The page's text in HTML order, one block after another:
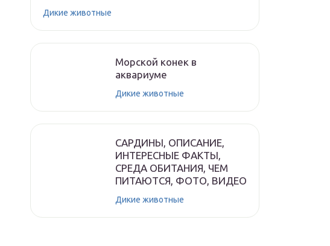
Дикие животные
Морской конек в
аквариуме
Дикие животные
САРДИНЫ, ОПИСАНИЕ,
ИНТЕРЕСНЫЕ ФАКТЫ,
СРЕДА ОБИТАНИЯ, ЧЕМ
ПИТАЮТСЯ, ФОТО, ВИДЕО
Дикие животные